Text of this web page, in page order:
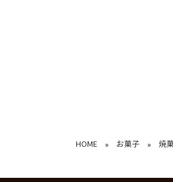
HOME » お菓子 » 焼